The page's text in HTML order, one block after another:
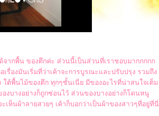
ากพื้น ของตึกค่ะ ส่วนนี้เป็นส่วนที่เราชอบมากกกกก
เรื่องมันเริ่มที่ว่าเค้าจะการบูรณะและปรับปรุง รวมถึง
ต้พื้นไม้ของตึก ทุกๆชั้นเนี่ย มีของอะไรที่น่าสนใจเต็ม
งบางอย่างก็ถูกซ่อนไว้ ส่วนของบางอย่างก็โดนหนู
เห็นผ้าลายสวยๆ เค้าก็บอกว่าเป็นผ้าของสาวๆที่อยู่ที่นี่